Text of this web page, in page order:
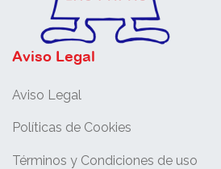
Aviso Legal
Aviso Legal
Políticas de Cookies
Términos y Condiciones de uso